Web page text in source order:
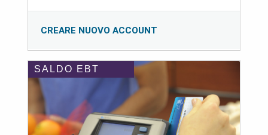
CREARE NUOVO ACCOUNT
SALDO EBT